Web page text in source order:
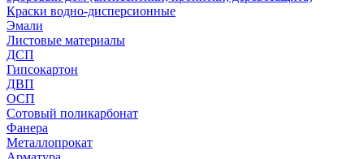
Краски водно-дисперсионные
Эмали
Листовые материалы
ДСП
Гипсокартон
ДВП
ОСП
Сотовый поликарбонат
Фанера
Металлопрокат